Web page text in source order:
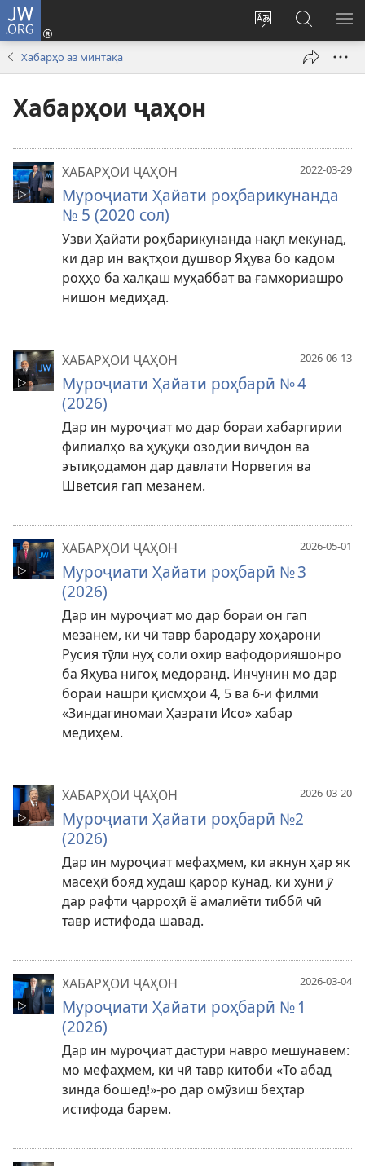
JW.ORG
Иваз
кардани
забони
Даромадан
(дар
Ҷустуҷӯ
дар
сайти
Хабарҳо аз минтақа
Хабарҳои ҷаҳон
2022-03-29
ХАБАРҲОИ ҶАҲОН
Муроҷиати Ҳайати роҳбарикунанда
№ 5 (2020 сол)
Узви Ҳайати роҳбарикунанда нақл мекунад,
ки дар ин вақтҳои душвор Яҳува бо кадом
роҳҳо ба халқаш муҳаббат ва ғамхориашро
нишон медиҳад.
2026-06-13
ХАБАРҲОИ ҶАҲОН
Муроҷиати Ҳайати роҳбарӣ № 4
(2026)
Дар ин муроҷиат мо дар бораи хабаргирии
филиалҳо ва ҳуқуқи озодии виҷдон ва
эътиқодамон дар давлати Норвегия ва
Шветсия гап мезанем.
2026-05-01
ХАБАРҲОИ ҶАҲОН
Муроҷиати Ҳайати роҳбарӣ № 3
(2026)
Дар ин муроҷиат мо дар бораи он гап
мезанем, ки чӣ тавр бародару хоҳарони
Русия тӯли нуҳ соли охир вафодорияшонро
ба Яҳува нигоҳ медоранд. Инчунин мо дар
бораи нашри қисмҳои 4, 5 ва 6-и филми
«Зиндагиномаи Ҳазрати Исо» хабар
медиҳем.
2026-03-20
ХАБАРҲОИ ҶАҲОН
Муроҷиати Ҳайати роҳбарӣ №2
(2026)
Дар ин муроҷиат мефаҳмем, ки акнун ҳар як
масеҳӣ бояд худаш қарор кунад, ки хуни ӯ
дар рафти ҷарроҳӣ ё амалиёти тиббӣ чӣ
тавр истифода шавад.
2026-03-04
ХАБАРҲОИ ҶАҲОН
Муроҷиати Ҳайати роҳбарӣ № 1
(2026)
Дар ин муроҷиат дастури навро мешунавем:
мо мефаҳмем, ки чӣ тавр китоби «То абад
зинда бошед!»-ро дар омӯзиш беҳтар
истифода барем.